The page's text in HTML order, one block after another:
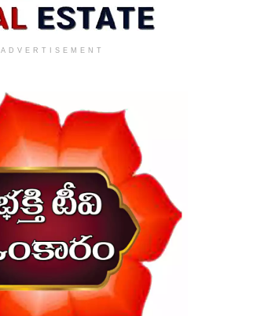
ADVERTISEMENT